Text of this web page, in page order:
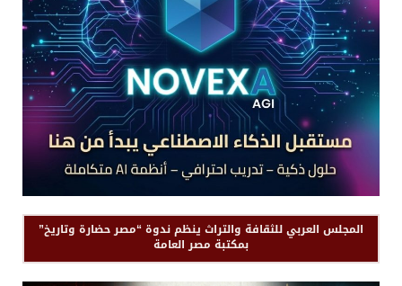
المجلس العربي للثقافة والتراث ينظم ندوة “مصر حضارة وتاريخ”
بمكتبة مصر العامة